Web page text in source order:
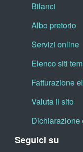
Bilanci
Albo pretorio
Servizi online
Elenco siti
Fatturazione
Valuta il sito
Seguici su